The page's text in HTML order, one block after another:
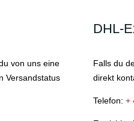
von uns eine
Versandstatus
DHL-
Falls du
direkt
Telefon:+